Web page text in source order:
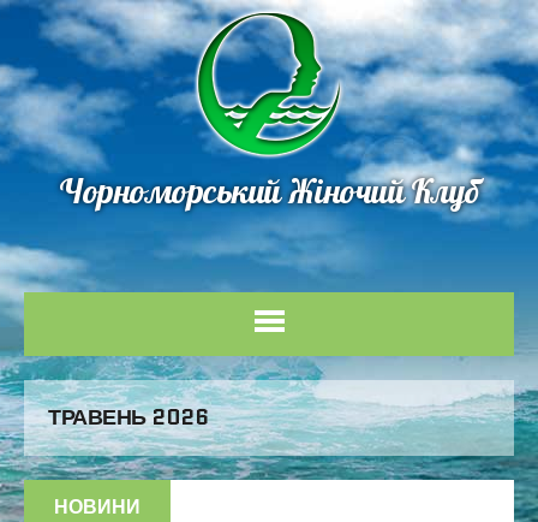
Чорноморський Жіночий Клуб
ТРАВЕНЬ 2026
НОВИНИ